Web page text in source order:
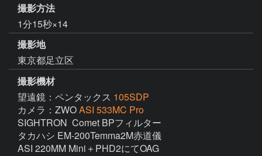
撮影方法
1分15秒×14
撮影地
東京都足立区
撮影機材
望遠鏡：ペンタックス 105SDP
カメラ：ZWOASI 533MC Pro
SIGHTRON  Comet BPフィルター
タカハシ EM-200Temma2M赤道儀
ASI 220MM Mini＋PHD2にてOAG